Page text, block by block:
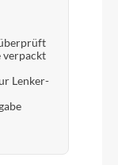
verpackt
Lenker-